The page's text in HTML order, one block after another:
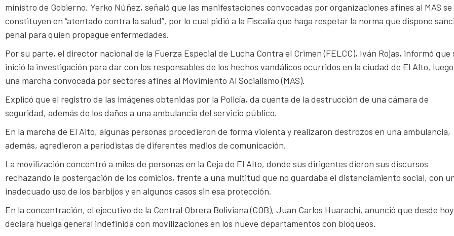
ministro de Gobierno, Yerko Núñez, señaló que las manifestaciones convocadas por organizaciones afines al MAS se
constituyen en “atentado contra la salud”, por lo cual pidió a la Fiscalía que haga respetar la norma que dispone
penal para quien propague enfermedades.
Por su parte, el director nacional de la Fuerza Especial de Lucha Contra el Crimen (FELCC), Iván Rojas, informó que
inició la investigación para dar con los responsables de los hechos vandálicos ocurridos en la ciudad de El Alto,
una marcha convocada por sectores afines al Movimiento Al Socialismo (MAS).
Explicó que el registro de las imágenes obtenidas por la Policía, da cuenta de la destrucción de una cámara de
seguridad, además de los daños a una ambulancia del servicio público.
En la marcha de El Alto, algunas personas procedieron de forma violenta y realizaron destrozos en una ambulancia,
además, agredieron a periodistas de diferentes medios de comunicación.
La movilización concentró a miles de personas en la Ceja de El Alto, donde sus dirigentes dieron sus discursos
rechazando la postergación de los comicios, frente a una multitud que no guardaba el distanciamiento social, con
inadecuado uso de los barbijos y en algunos casos sin esa protección.
En la concentración, el ejecutivo de la Central Obrera Boliviana (COB), Juan Carlos Huarachi, anunció que desde
declara huelga general indefinida con movilizaciones en los nueve departamentos con bloqueos.